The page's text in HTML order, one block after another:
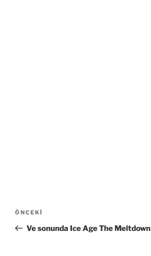
Yazı
Önceki
Yazı
ÖNCEKI
Ve sonunda Ice Age The Meltdown